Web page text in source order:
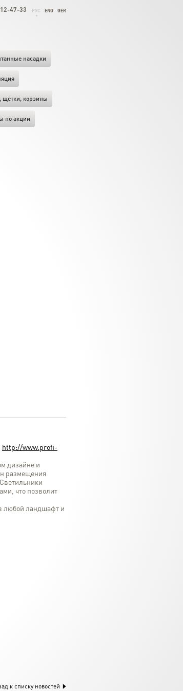
47-33 РУС ENG GER
насадки
щетки, корзины
по акции
http://www.profi-
дизайне и
размещения
что позволит
любой ландшафт и
к списку новостей